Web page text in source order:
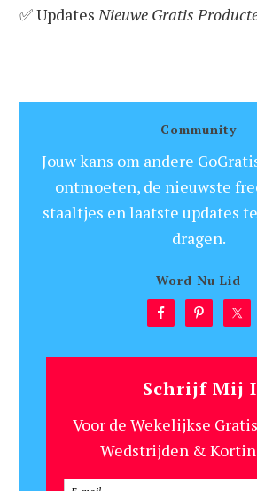
✅ UpdatesNieuwe Gratis
Community
Jouw kans om andere
ontmoeten, de nieuwste
staaltjes en laatste updates
dragen.
Word Nu Lid
Schrijf Mij
Voor de Wekelijkse
Wedstrijden &